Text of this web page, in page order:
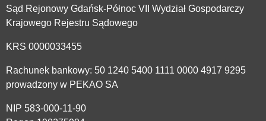
Sąd Rejonowy Gdańsk-Północ VII Wydział Gospodarczy
Krajowego Rejestru Sądowego
KRS 0000033455
Rachunek bankowy: 50 1240 5400 1111 0000 4917 9295
prowadzony w PEKAO SA
NIP 583-000-11-90